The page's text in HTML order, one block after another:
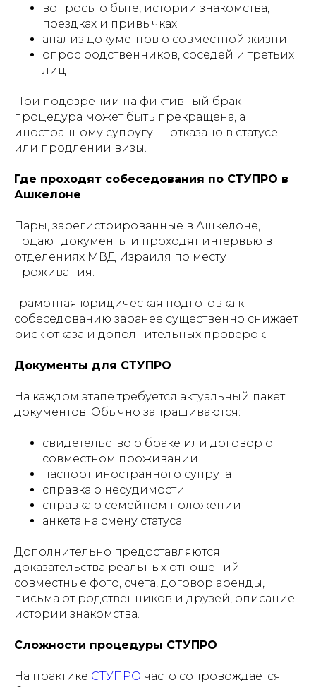
вопросы о быте, истории знакомства,
поездках и привычках
анализ документов о совместной жизни
опрос родственников, соседей и третьих
лиц
При подозрении на фиктивный брак
процедура может быть прекращена, а
иностранному супругу — отказано в статусе
или продлении визы.
Где проходят собеседования по СТУПРО в
Ашкелоне
Пары, зарегистрированные в Ашкелоне,
подают документы и проходят интервью в
отделениях МВД Израиля по месту
проживания.
Грамотная юридическая подготовка к
собеседованию заранее существенно снижает
риск отказа и дополнительных проверок.
Документы для СТУПРО
На каждом этапе требуется актуальный пакет
документов. Обычно запрашиваются:
свидетельство о браке или договор о
совместном проживании
паспорт иностранного супруга
справка о несудимости
справка о семейном положении
анкета на смену статуса
Дополнительно предоставляются
доказательства реальных отношений:
совместные фото, счета, договор аренды,
письма от родственников и друзей, описание
истории знакомства.
Сложности процедуры СТУПРО
На практике СТУПРО часто сопровождается